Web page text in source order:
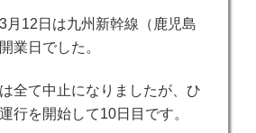
月12日は九州新幹線（鹿児島
業日でした。
全て中止になりましたが、ひ
行を開始して10日目です。